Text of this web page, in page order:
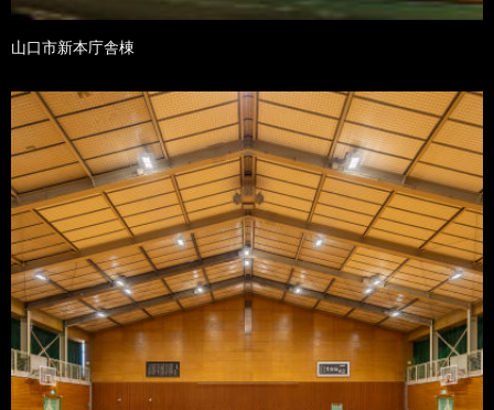
山口市新本庁舎棟